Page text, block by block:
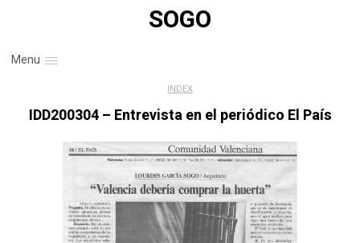
SOGO
Menu
INDEX
IDD200304 – Entrevista en el periódico El País